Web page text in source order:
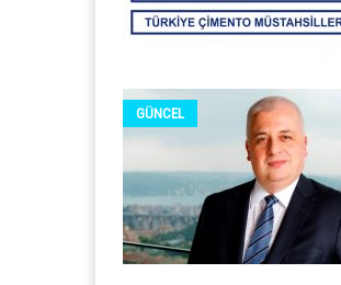
GÜNCEL